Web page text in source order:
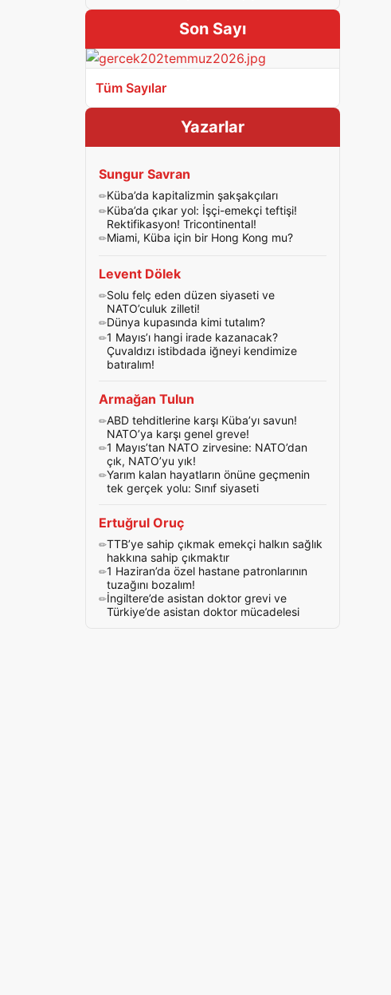
Son Sayı
Tüm Sayılar
Yazarlar
Sungur Savran
Küba’da kapitalizmin şakşakçıları
Küba’da çıkar yol: İşçi-emekçi teftişi!
Rektifikasyon! Tricontinental!
Miami, Küba için bir Hong Kong mu?
Levent Dölek
Solu felç eden düzen siyaseti ve
NATO’culuk zilleti!
Dünya kupasında kimi tutalım?
1 Mayıs’ı hangi irade kazanacak?
Çuvaldızı istibdada iğneyi kendimize
batıralım!
Armağan Tulun
ABD tehditlerine karşı Küba’yı savun!
NATO’ya karşı genel greve!
1 Mayıs’tan NATO zirvesine: NATO’dan
çık, NATO’yu yık!
Yarım kalan hayatların önüne geçmenin
tek gerçek yolu: Sınıf siyaseti
Ertuğrul Oruç
TTB’ye sahip çıkmak emekçi halkın sağlık
hakkına sahip çıkmaktır
1 Haziran’da özel hastane patronlarının
tuzağını bozalım!
İngiltere’de asistan doktor grevi ve
Türkiye’de asistan doktor mücadelesi